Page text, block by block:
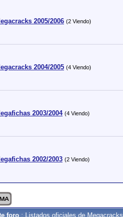
2005/2006 (2 Viendo)
2004/2005 (4 Viendo)
2003/2004 (4 Viendo)
2002/2003 (2 Viendo)
foro : Listados oficiales de Megacracks